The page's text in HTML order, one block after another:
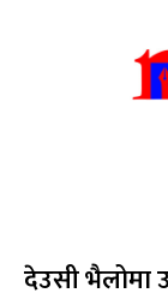
देउसी भैलोमा